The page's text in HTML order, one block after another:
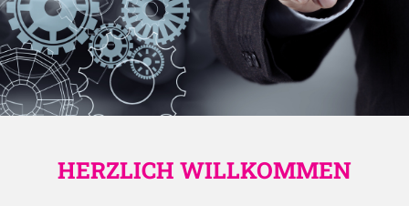
HERZLICH WILLKOMMEN